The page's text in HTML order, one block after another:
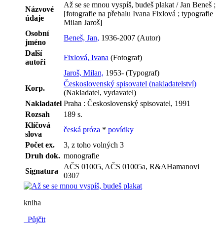
Názvové
údaje
Až se se mnou vyspíš, budeš plakat / Jan Beneš ;
[fotografie na přebalu Ivana Fixlová ; typografie
Milan Jaroš]
Osobní
jméno
Beneš, Jan, 1936-2007 (Autor)
Další
autoři
Fixlová, Ivana (Fotograf)
Jaroš, Milan, 1953- (Typograf)
Korp.
Československý spisovatel (nakladatelství)
(Nakladatel, vydavatel)
Nakladatel Praha : Československý spisovatel, 1991
Rozsah
189 s.
Klíčová
slova
česká próza * povídky
Počet ex.
3, z toho volných 3
Druh dok. monografie
Signatura
AČS 01005, AČS 01005a, R&AHamanovi
0307
kniha
Půjčit